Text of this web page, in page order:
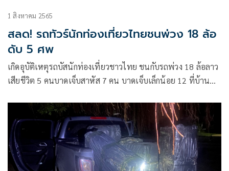
1 สิงหาคม 2565
สลด! รถทัวร์นักท่องเที่ยวไทยชนพ่วง 18 ล้อ
ดับ 5 ศพ
เกิดอุบัติเหตุรถบัสนักท่องเที่ยวชาวไทย ชนกับรถพ่วง 18 ล้อลาว
เสียชีวิต 5 คนบาดเจ็บสาหัส 7 คน บาดเจ็บเล็กน้อย 12 ที่บ้าน